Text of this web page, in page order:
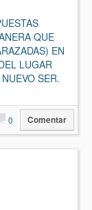
QUE
EN
LUGAR
SER.
0 Comentar